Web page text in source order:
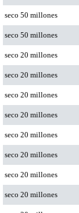
seco 50 millones
seco 50 millones
seco 20 millones
seco 20 millones
seco 20 millones
seco 20 millones
seco 20 millones
seco 20 millones
seco 20 millones
seco 20 millones